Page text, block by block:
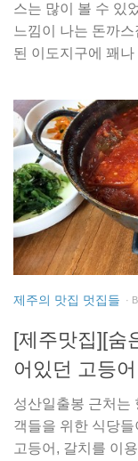
스는 많이 볼 수 있
느낌이 나는 돈까
된 이도지구에 꽤나
제주의 맛집 멋집들 ·
[제주맛집][숨
어있던 고등
성산일출봉 근처는
객들을 위한 식당들
고등어, 갈치를 이